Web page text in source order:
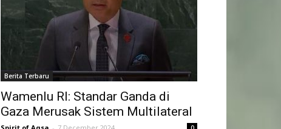
Berita Terbaru
Wamenlu RI: Standar Ganda di
Gaza Merusak Sistem Multilateral